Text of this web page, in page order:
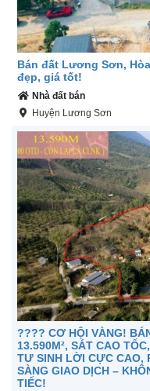
Bán đất Lương Sơn,
đẹp, giá tốt!
Nhà đất bán
Huyện Lương Sơn
???? CƠ HỘI VÀNG!
13.590M², SÁT CAO
TƯ SINH LỜI CỰC CAO,
SÀNG GIAO DỊCH –
TIẾC!